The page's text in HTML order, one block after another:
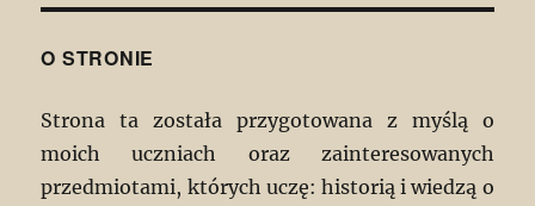
O STRONIE
Strona ta została przygotowana z myślą o
moich uczniach oraz zainteresowanych
przedmiotami, których uczę: historią i wiedzą o